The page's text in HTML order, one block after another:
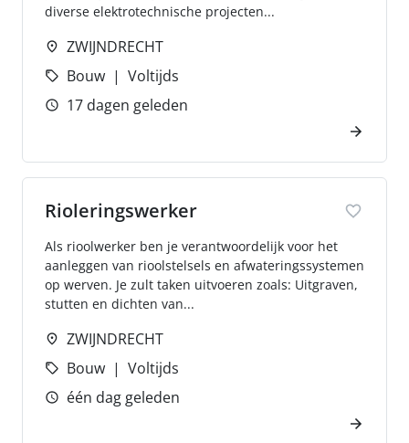
diverse elektrotechnische projecten...
ZWIJNDRECHT
Bouw
Voltijds
17 dagen geleden
Rioleringswerker
Als rioolwerker ben je verantwoordelijk voor het
aanleggen van rioolstelsels en afwateringssystemen
op werven. Je zult taken uitvoeren zoals: Uitgraven,
stutten en dichten van...
ZWIJNDRECHT
Bouw
Voltijds
één dag geleden